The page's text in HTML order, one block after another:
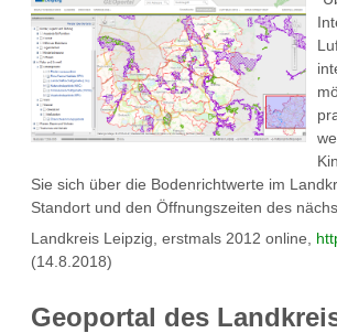
Sie sich über die Bodenrichtwerte im
Standort und den Öffnungszeiten des
Landkreis Leipzig, erstmals 2012 online,
(14.8.2018)
Geoportal des